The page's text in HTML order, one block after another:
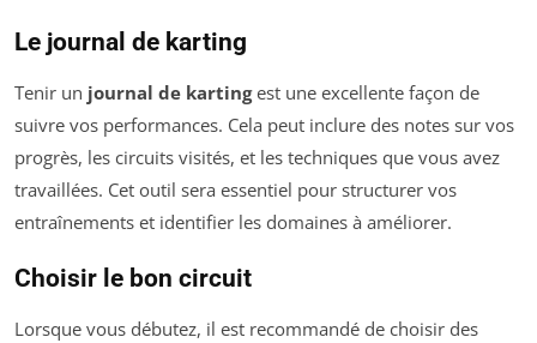
Le journal de karting
Tenir un journal de kartingest une excellente façon de
suivre vos performances. Cela peut inclure des notes sur vos
progrès, les circuits visités, et les techniques que vous avez
travaillées. Cet outil sera essentiel pour structurer vos
entraînements et identifier les domaines à améliorer.
Choisir le bon circuit
Lorsque vous débutez, il est recommandé de choisir des